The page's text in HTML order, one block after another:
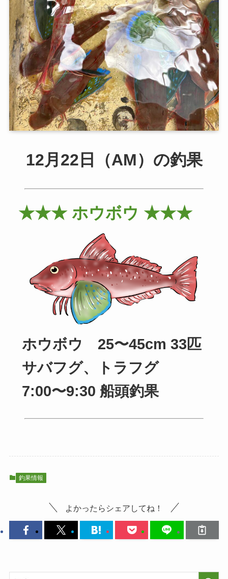
12月22日（AM）の釣果
★★★ ホウボウ ★★★
ホウボウ 25〜45cm 33匹
サバフグ、トラフグ
7:00〜9:30 船頭釣果
釣果情報
よかったらシェアしてね！